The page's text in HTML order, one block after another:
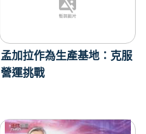
孟加拉作為生產基地：克服
營運挑戰